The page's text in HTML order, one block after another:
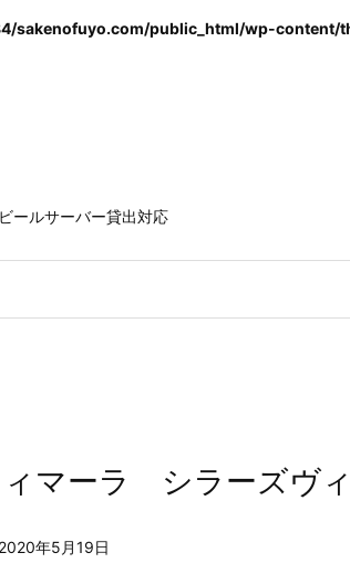
sakenofuyo.com/public_html/wp-content/
ールサーバー貸出対応
ィマーラ シラーズヴ
2020年5月19日